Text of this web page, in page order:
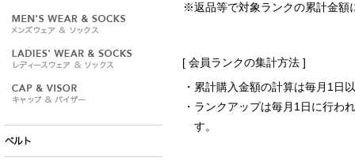
※返品等で対象ランクの累計金額
[ 会員ランクの集計方法 ]
・累計購入金額の計算は毎月1日
・ランクアップは毎月1日に行わ
す。